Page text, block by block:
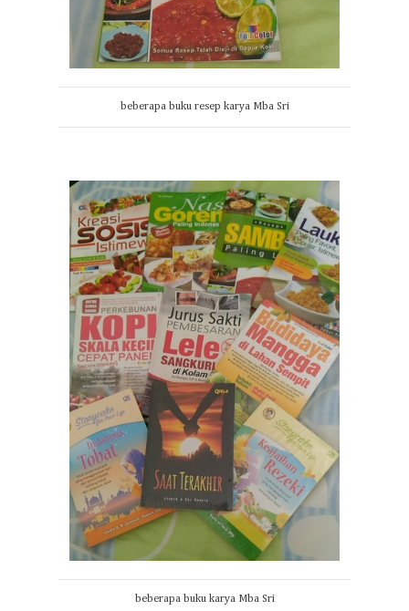
beberapa buku resep karya Mba Sri
beberapa buku karya Mba Sri